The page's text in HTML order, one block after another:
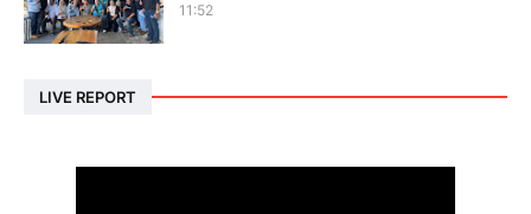
11:52
LIVE REPORT